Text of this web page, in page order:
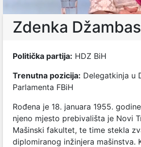
Zdenka Džambas
Politička partija: HDZ BiH
Trenutna pozicija: Delegatkinja u
Parlamenta FBiH
Rođena je 18. januara 1955.
njeno mjesto prebivališta je Novi
Mašinski fakultet, te time stekla
diplomiranog inžinjera mašinstva.